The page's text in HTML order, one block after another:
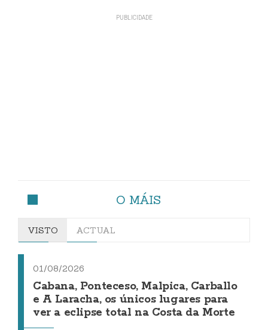
O MÁIS
VISTO ACTUAL
01/08/2026
Cabana, Ponteceso, Malpica, Carballo
e A Laracha, os únicos lugares para
ver a eclipse total na Costa da Morte